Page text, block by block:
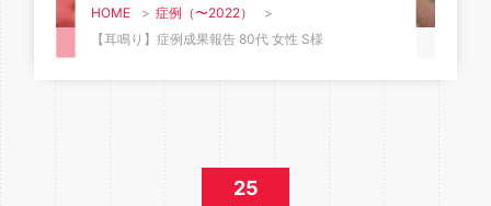
HOME > 症例（〜2022）
>
【耳鳴り】症例成果報告 80代 女性 S様
25